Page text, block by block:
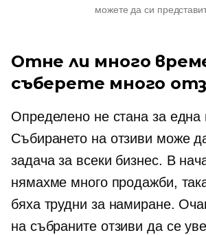
можете да си
Отне ли много
съберете много
Определено не стана за една
Събирането на отзиви може
задача за всеки бизнес. В
нямахме много продажби,
бяха трудни за намиране.
на събраните отзиви да се